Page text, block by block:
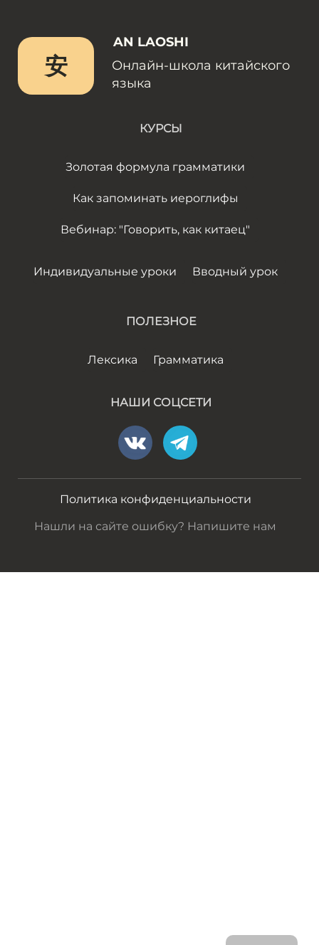
安
AN LAOSHI
Онлайн-школа китайского
языка
КУРСЫ
Золотая формула грамматики
Как запоминать иероглифы
Вебинар: "Говорить, как китаец"
Индивидуальные уроки Вводный урок
ПОЛЕЗНОЕ
Лексика Грамматика
НАШИ СОЦСЕТИ
Политика конфиденциальности
Нашли на сайте ошибку? Напишите нам